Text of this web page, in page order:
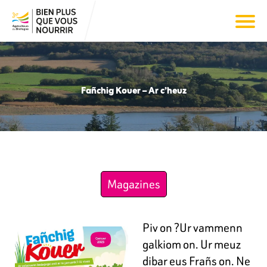
Fañchig Kouer – Ar c’heuz
Magazines
Piv on ?Ur vammenn
galkiom on. Ur meuz
dibar eus Frañs on. Ne